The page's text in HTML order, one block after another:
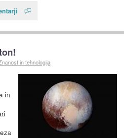
in tehnologija
in